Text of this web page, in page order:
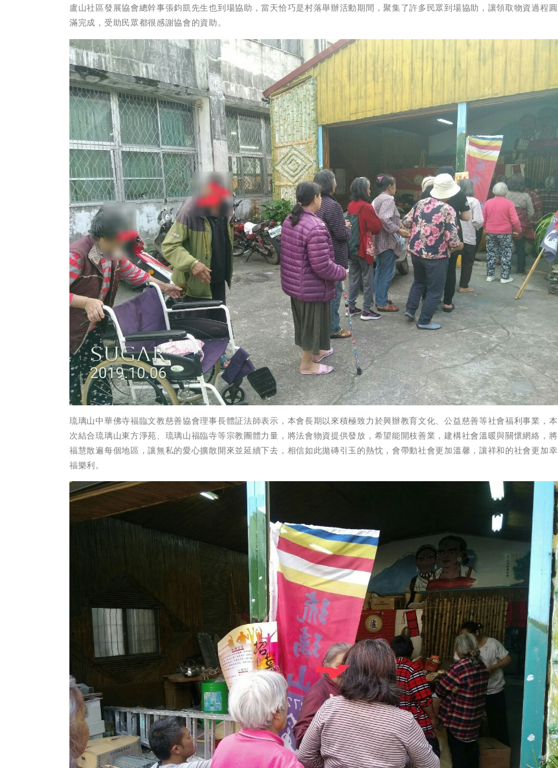
盧山社區發展協會總幹事張鈞凱先生也到場協助，當天恰巧是村落舉辦活動期間，聚集了許多民眾到場協助，讓領取物資過程圓
滿完成，受助民眾都很感謝協會的資助。
琉璃山中華佛寺福臨文教慈善協會理事長體証法師表示，本會長期以來積極致力於興辦教育文化、公益慈善等社會福利事業，本
次結合琉璃山東方淨苑、琉璃山福臨寺等宗教團體力量，將法會物資提供發放，希望能開枝善業，建構社會溫暖與關懷網絡，將
福慧散遍每個地區，讓無私的愛心擴散開來並延續下去，相信如此拋磚引玉的熱忱，會帶動社會更加溫馨，讓祥和的社會更加幸
福樂利。